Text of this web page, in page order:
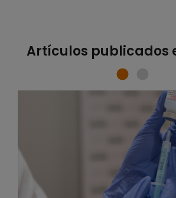
Artículos publicados